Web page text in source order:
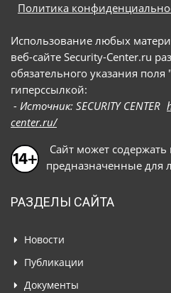
Политика
Использование любых
веб-сайте Security-Center.ru
обязательного указания
гиперссылкой:
- Источник: SECURITY CENTER
center.ru/
Сайт может
предназначенные для
РАЗДЕЛЫ САЙТА
Новости
Публикации
Документы